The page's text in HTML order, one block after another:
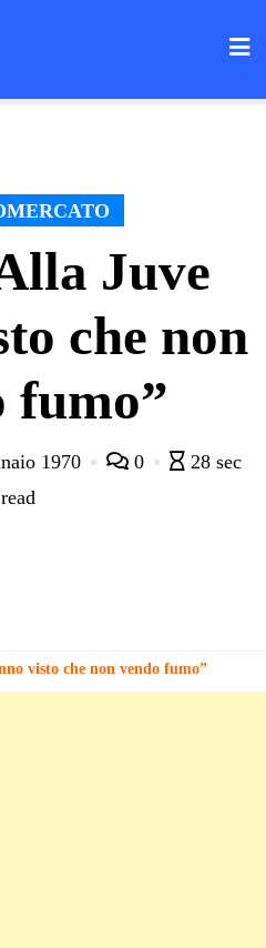
Juve
che non
fumo”
1970 0
28 sec
read
visto che non vendo fumo”